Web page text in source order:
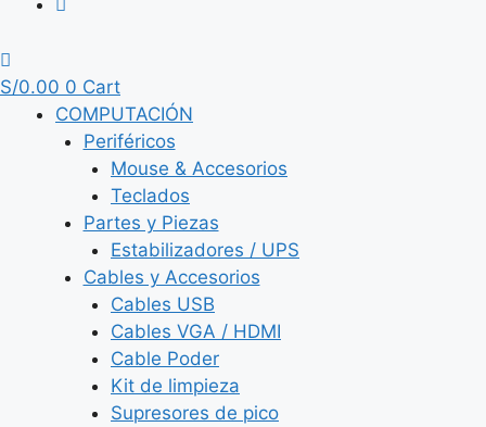
S/0.00 0 Cart
COMPUTACIÓN
Periféricos
Mouse & Accesorios
Teclados
Partes y Piezas
Estabilizadores / UPS
Cables y Accesorios
Cables USB
Cables VGA / HDMI
Cable Poder
Kit de limpieza
Supresores de pico